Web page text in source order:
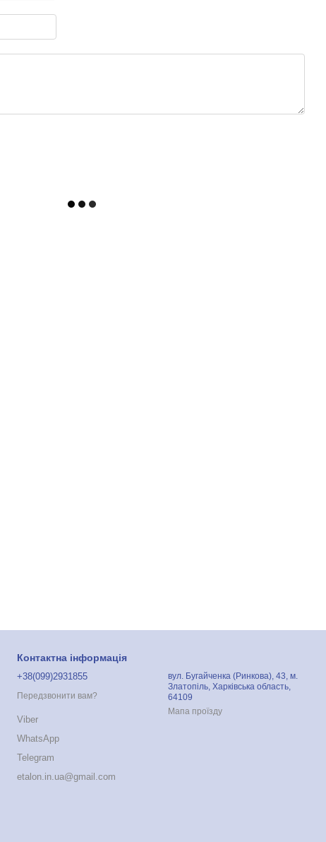
Контактна інформація
+38(099)2931855
Передзвонити вам?
Viber
WhatsApp
Telegram
etalon.in.ua@gmail.com
вул. Бугайченка (Ринкова), 43, м.
Златопіль, Харківська область,
64109
Мапа проїзду